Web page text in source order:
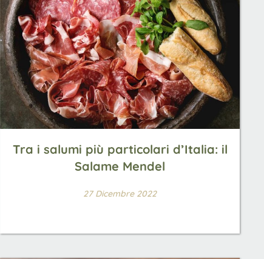
Tra i salumi più particolari d’Italia: il
Salame Mendel
27 Dicembre 2022